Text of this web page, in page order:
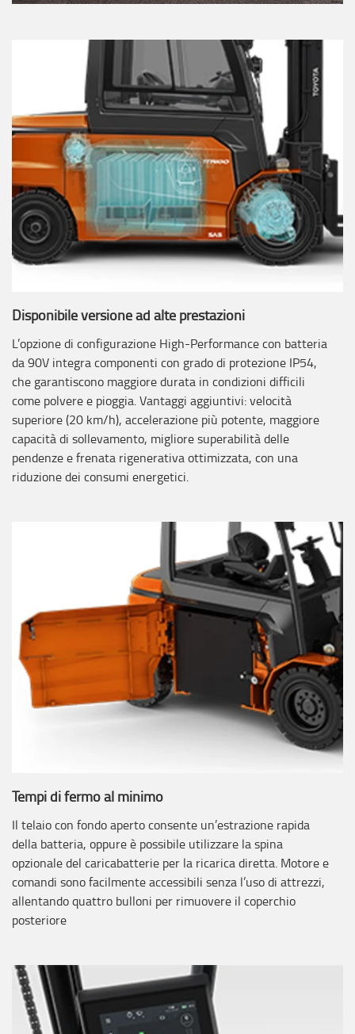
Disponibile versione ad alte prestazioni
L’opzione di configurazione High-Performance con batteria
da 90V integra componenti con grado di protezione IP54,
che garantiscono maggiore durata in condizioni difficili
come polvere e pioggia. Vantaggi aggiuntivi: velocità
superiore (20 km/h), accelerazione più potente, maggiore
capacità di sollevamento, migliore superabilità delle
pendenze e frenata rigenerativa ottimizzata, con una
riduzione dei consumi energetici.
Tempi di fermo al minimo
Il telaio con fondo aperto consente un’estrazione rapida
della batteria, oppure è possibile utilizzare la spina
opzionale del caricabatterie per la ricarica diretta. Motore e
comandi sono facilmente accessibili senza l’uso di attrezzi,
allentando quattro bulloni per rimuovere il coperchio
posteriore